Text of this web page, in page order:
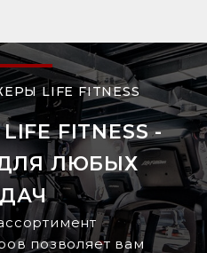
FITNESS -
ЛЮБЫХ
LIFE FITNESS
позволяет вам